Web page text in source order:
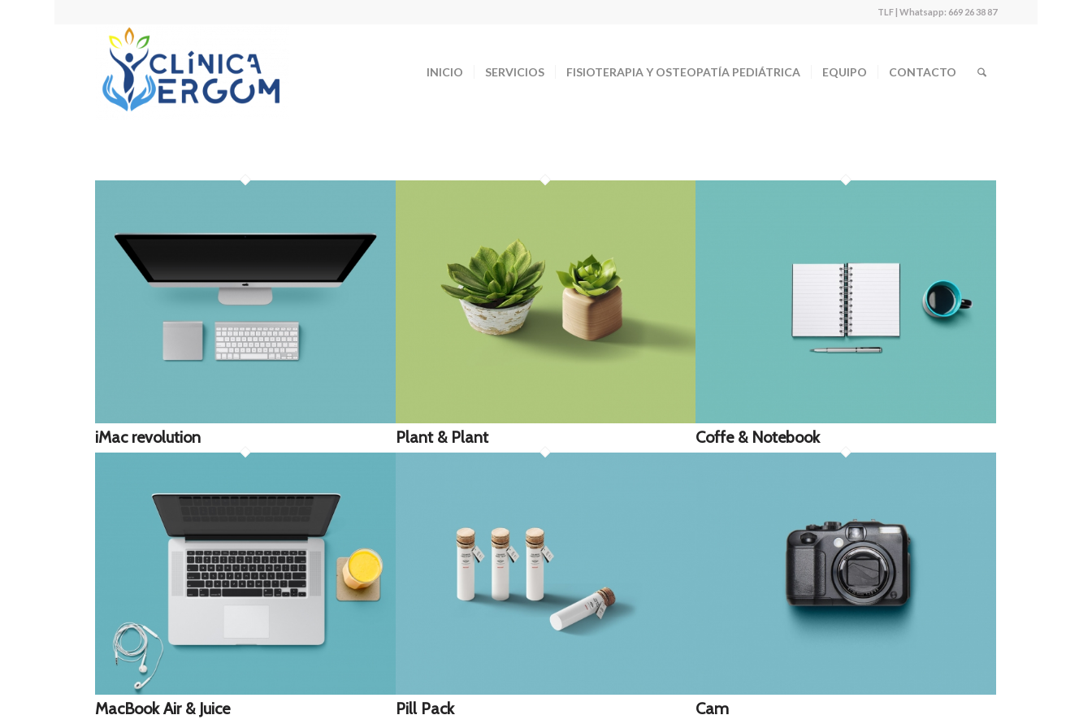
TLF | Whatsapp: 669 26 38 87
INICIO SERVICIOS FISIOTERAPIA Y OSTEOPATÍA PEDIÁTRICA EQUIPO CONTACTO
iMac revolution Plant & Plant Coffe & Notebook
MacBook Air & Juice Pill Pack Cam